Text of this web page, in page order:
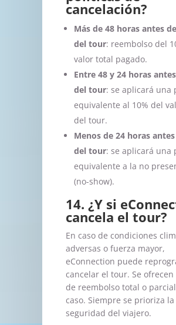
cancelación?
Más de 48 horas antes
del tour: reembolso del
valor total pagado.
Entre 48 y 24 horas
del tour: se aplicará una
equivalente al 10% del
del tour.
Menos de 24 horas
del tour: se aplicará una
equivalente a la no
(no-show).
14. ¿Y si
cancela el tour?
En caso de condiciones
adversas o fuerza mayor,
eConnection puede
cancelar el tour. Se ofrecen
de reembolso total o
caso. Siempre se prioriza la
seguridad del viajero.